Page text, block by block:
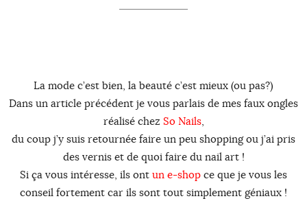
La mode c’est bien, la beauté c’est mieux (ou pas?)
Dans un article précédent je vous parlais de mes faux ongles
réalisé chez So Nails,
du coup j’y suis retournée faire un peu shopping ou j’ai pris
des vernis et de quoi faire du nail art !
Si ça vous intéresse, ils ont un e-shop ce que je vous les
conseil fortement car ils sont tout simplement géniaux !